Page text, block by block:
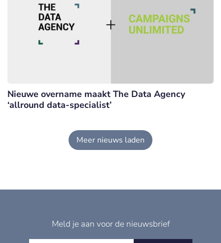
Nieuwe overname maakt The Data Agency
‘allround data-specialist’
Meer nieuws laden
Meld je aan voor de nieuwsbrief